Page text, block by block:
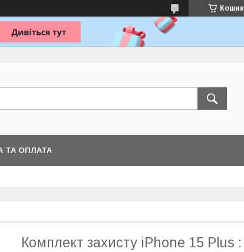
Кошик
ТА ОПЛАТА
Комплект захисту iPhone 15 Plus :